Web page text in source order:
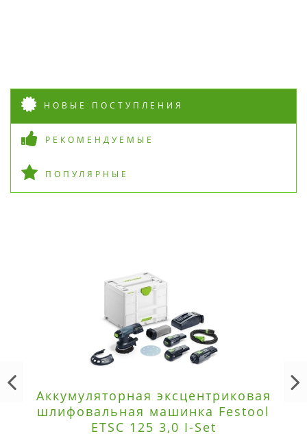
НОВЫЕ ПОСТУПЛЕНИЯ
РЕКОМЕНДУЕМЫЕ
ПОПУЛЯРНЫЕ
Аккумуляторная эксцентриковая
шлифовальная машинка Festool
ETSC 125 3,0 I-Set